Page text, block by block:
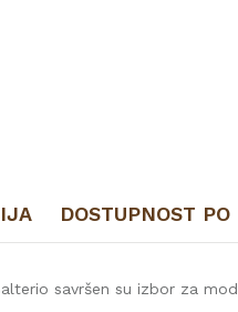
DOSTUPNOST
savršen su izbor za